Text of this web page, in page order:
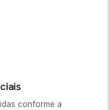
conforme a